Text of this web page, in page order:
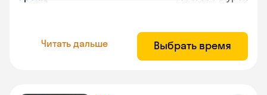
Читать дальше Выбрать время